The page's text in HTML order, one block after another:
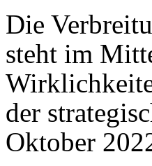
Die
steht im
der
Oktober